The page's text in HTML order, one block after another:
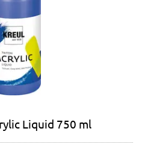
Liquid 750 ml